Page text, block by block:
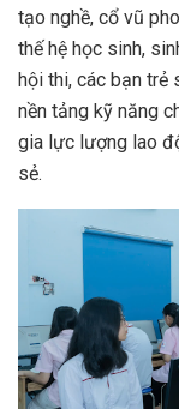
tạo nghề, cổ vũ
thế hệ học sinh,
hội thi, các bạn trẻ
nền tảng kỹ năng
gia lực lượng lao
sẻ.